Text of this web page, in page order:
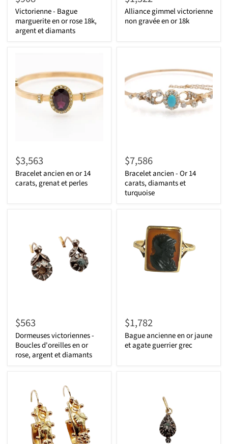
Victorienne - Bague
marguerite en or rose 18k,
argent et diamants
Alliance gimmel victorienne
non gravée en or 18k
$3,563
Bracelet ancien en or 14
carats, grenat et perles
$7,586
Bracelet ancien - Or 14
carats, diamants et
turquoise
$563
Dormeuses victoriennes -
Boucles d'oreilles en or
rose, argent et diamants
$1,782
Bague ancienne en or jaune
et agate guerrier grec